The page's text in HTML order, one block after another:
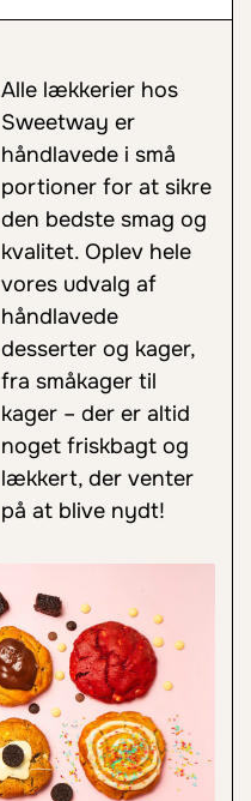
Alle lækkerier hos
Sweetway er
håndlavede i små
portioner for at sikre
den bedste smag og
kvalitet. Oplev hele
vores udvalg af
håndlavede
desserter og kager,
fra småkager til
kager – der er altid
noget friskbagt og
lækkert, der venter
på at blive nydt!